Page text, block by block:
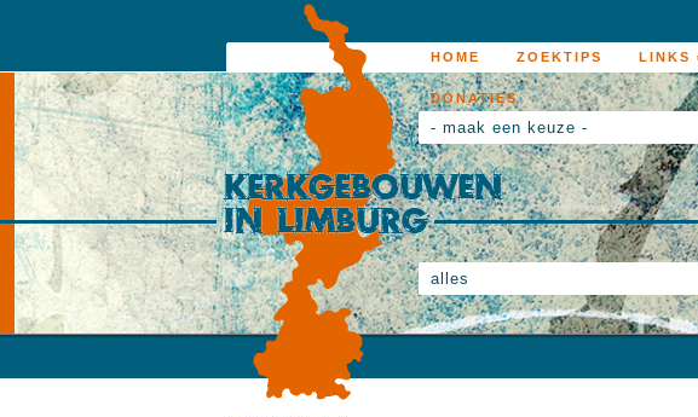
HOME ZOEKTIPS LINKS
DONATIES
- maak een keuze -
alles